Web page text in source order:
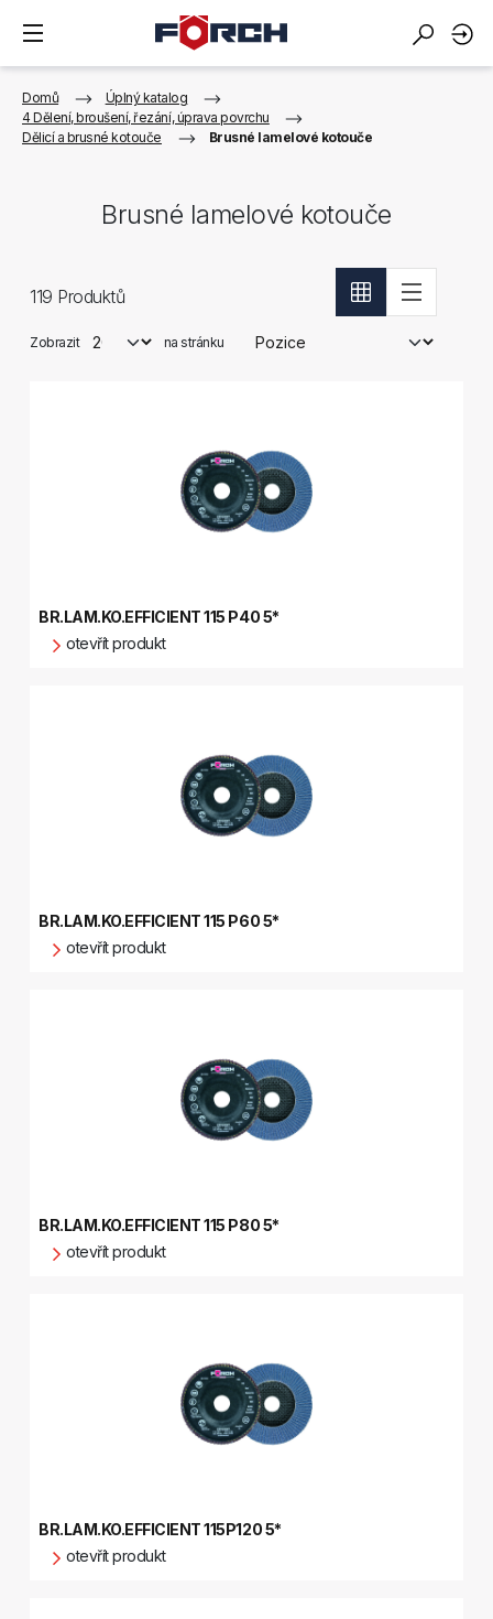
Domů
Úplný katalog
4 Dělení, broušení, řezání, úprava povrchu
Dělicí a brusné kotouče
Brusné lamelové kotouče
Brusné lamelové kotouče
119 Produktů
Zobrazit na stránku
BR.LAM.KO.EFFICIENT 115 P40 5*
otevřít produkt
BR.LAM.KO.EFFICIENT 115 P60 5*
otevřít produkt
BR.LAM.KO.EFFICIENT 115 P80 5*
otevřít produkt
BR.LAM.KO.EFFICIENT 115P120 5*
otevřít produkt